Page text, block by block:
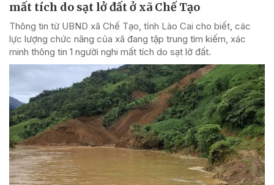
mất tích do sạt lở đất ở xã Chế Tạo
Thông tin từ UBND xã Chế Tạo, tỉnh Lào Cai cho biết, các
lực lượng chức năng của xã đang tập trung tìm kiếm, xác
minh thông tin 1 người nghi mất tích do sạt lở đất.